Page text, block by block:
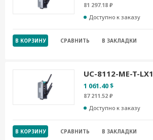
81 297.18 ₽
Доступно к заказу
В КОРЗИНУ СРАВНИТЬ В ЗАКЛАДКИ
UC-8112-ME-T-LX1
1 061.40 $
87 211.52 ₽
Доступно к заказу
В КОРЗИНУ СРАВНИТЬ В ЗАКЛАДКИ